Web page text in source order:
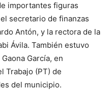
importantes figuras
secretario de finanzas
Antón, y la rectora de la
Ávila. También estuvo
García, en
Trabajo (PT) de
del municipio.